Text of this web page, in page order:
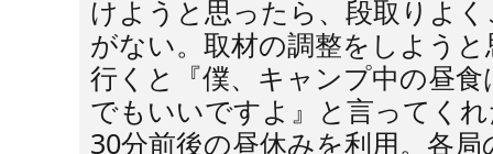
けようと思ったら、段取りよ
がない。取材の調整をしよう
行くと『僕、キャンプ中の昼
でもいいですよ』と言ってく
30分前後の昼休みを利用。各